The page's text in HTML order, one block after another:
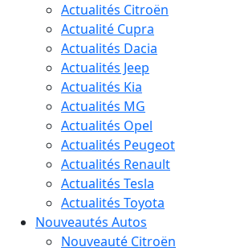
Actualités Citroën
Actualité Cupra
Actualités Dacia
Actualités Jeep
Actualités Kia
Actualités MG
Actualités Opel
Actualités Peugeot
Actualités Renault
Actualités Tesla
Actualités Toyota
Nouveautés Autos
Nouveauté Citroën